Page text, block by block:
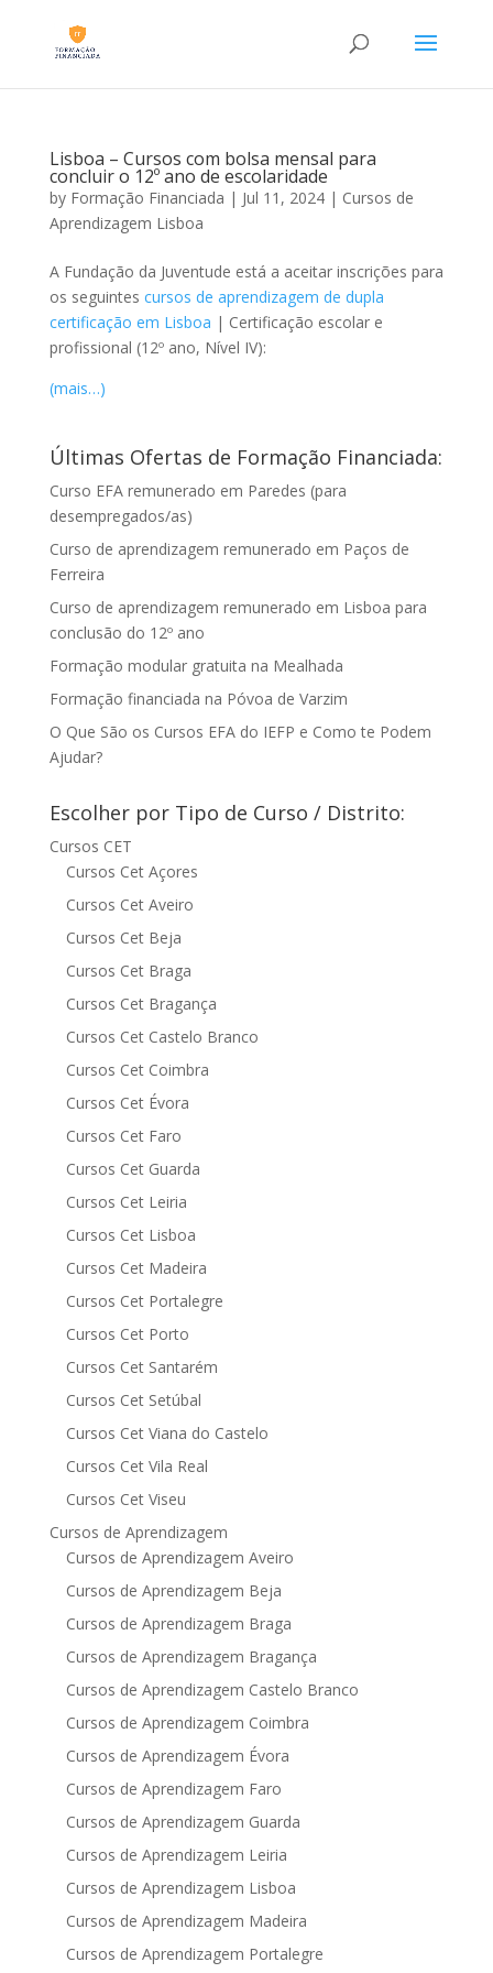
Lisboa – Cursos com bolsa mensal para
concluir o 12º ano de escolaridade
by Formação Financiada | Jul 11, 2024| Cursos de
Aprendizagem Lisboa
A Fundação da Juventude está a aceitar inscrições para
os seguintes cursos de aprendizagem de dupla
certificação em Lisboa | Certificação escolar e
profissional (12º ano, Nível IV):
(mais…)
Últimas Ofertas de Formação Financiada:
Curso EFA remunerado em Paredes (para
desempregados/as)
Curso de aprendizagem remunerado em Paços de
Ferreira
Curso de aprendizagem remunerado em Lisboa para
conclusão do 12º ano
Formação modular gratuita na Mealhada
Formação financiada na Póvoa de Varzim
O Que São os Cursos EFA do IEFP e Como te Podem
Ajudar?
Escolher por Tipo de Curso / Distrito:
Cursos CET
Cursos Cet Açores
Cursos Cet Aveiro
Cursos Cet Beja
Cursos Cet Braga
Cursos Cet Bragança
Cursos Cet Castelo Branco
Cursos Cet Coimbra
Cursos Cet Évora
Cursos Cet Faro
Cursos Cet Guarda
Cursos Cet Leiria
Cursos Cet Lisboa
Cursos Cet Madeira
Cursos Cet Portalegre
Cursos Cet Porto
Cursos Cet Santarém
Cursos Cet Setúbal
Cursos Cet Viana do Castelo
Cursos Cet Vila Real
Cursos Cet Viseu
Cursos de Aprendizagem
Cursos de Aprendizagem Aveiro
Cursos de Aprendizagem Beja
Cursos de Aprendizagem Braga
Cursos de Aprendizagem Bragança
Cursos de Aprendizagem Castelo Branco
Cursos de Aprendizagem Coimbra
Cursos de Aprendizagem Évora
Cursos de Aprendizagem Faro
Cursos de Aprendizagem Guarda
Cursos de Aprendizagem Leiria
Cursos de Aprendizagem Lisboa
Cursos de Aprendizagem Madeira
Cursos de Aprendizagem Portalegre